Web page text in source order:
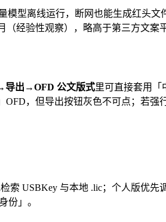
模型离线运行，断网也能生成红头
经验性观察），略高于第三方文案
导出→OFD 公文版式里可直接套用「
，但导出按钮灰色不可点；若强
索 USBKey 与本地 .lic；个人版优
份」。